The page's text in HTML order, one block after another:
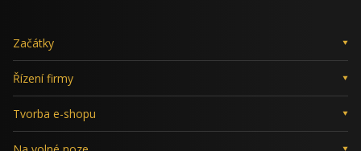
Začátky
Řízení firmy
Tvorba e-shopu